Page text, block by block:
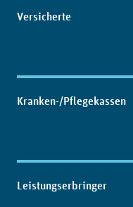
Versicherte
Kranken-/Pflegekassen
Leistungserbringer